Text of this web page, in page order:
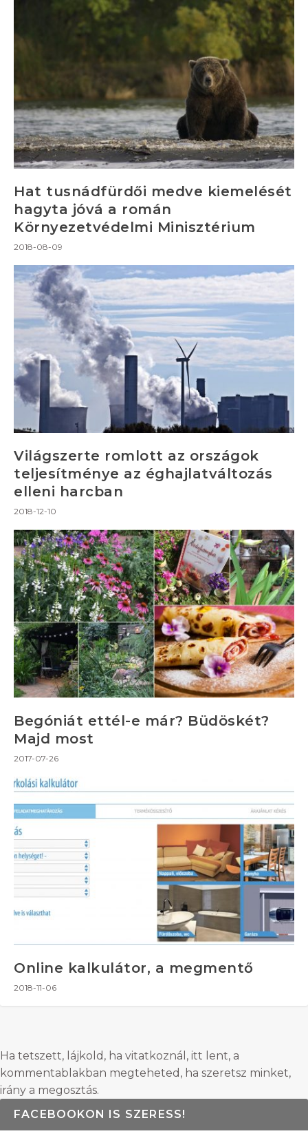
Hat tusnádfürdői medve kiemelését
hagyta jóvá a román
Környezetvédelmi Minisztérium
2018-08-09
Világszerte romlott az országok
teljesítménye az éghajlatváltozás
elleni harcban
2018-12-10
Begóniát ettél-e már? Büdöskét?
Majd most
2017-07-26
Online kalkulátor, a megmentő
2018-11-06
Ha tetszett, lájkold, ha vitatkoznál, itt lent, a
kommentablakban megteheted, ha szeretsz minket,
irány a megosztás.
FACEBOOKON IS SZERESS!